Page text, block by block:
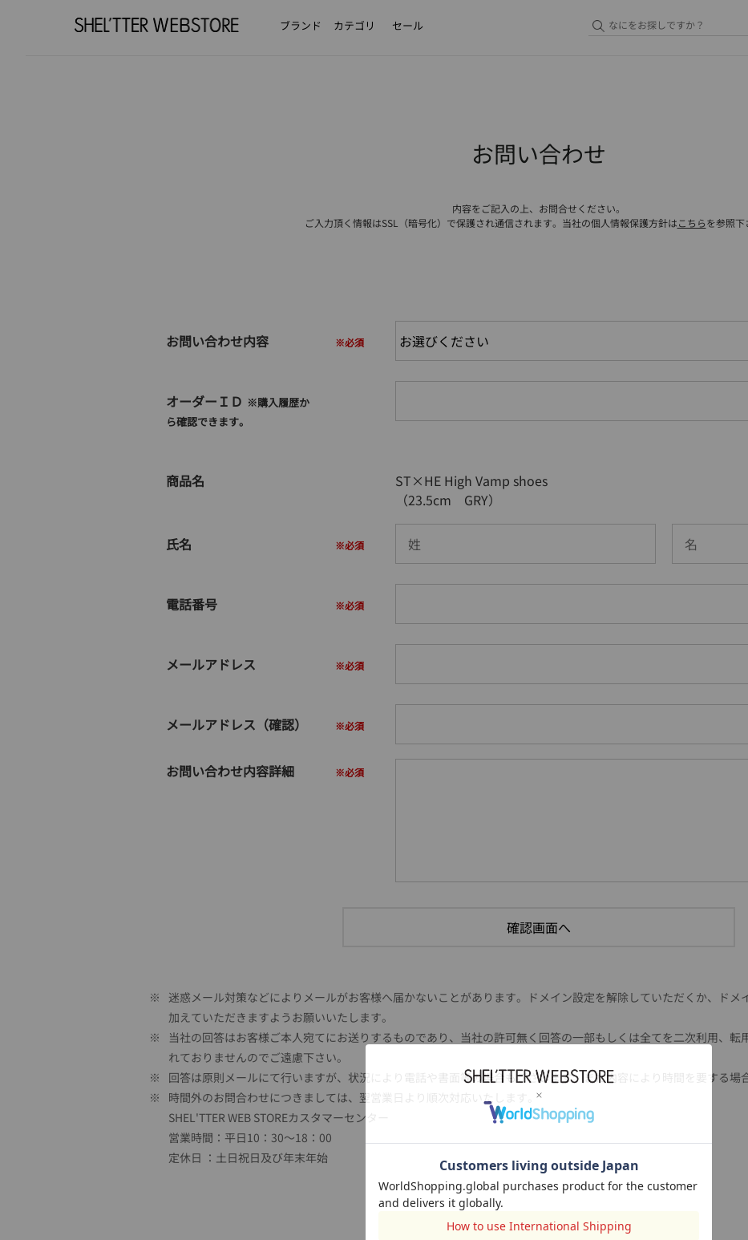
ブランド カテゴリ セール
お問い合わせ
内容をご記入の上、お問合せください。
ご入力頂く情報はSSL（暗号化）で保護され通信されます。当社の個人情報保護方針はこちらを参照下
お問い合わせ内容
オーダーＩＤ ※購入履歴か
ら確認できます。
商品名
ST×HE High Vamp shoes
（23.5cm GRY）
氏名
電話番号
メールアドレス
メールアドレス（確認）
お問い合わせ内容詳細
※
迷惑メール対策などによりメールがお客様へ届かないことがあります。ドメイン設定を解除していただくか、ド
加えていただきますようお願いいたします。
※
当社の回答はお客様ご本人宛てにお送りするものであり、当社の許可無く回答の一部もしくは全てを二次利用、転
れておりませんのでご遠慮下さい。
※
回答は原則メールにて行いますが、状況により電話や書面等の場合もございます。また内容により時間を要する場
※
時間外のお問合わせにつきましては、翌営業日より順次対応いたします。
SHEL'TTER WEB STOREカスタマーセンター
営業時間：平日10：30～18：00
定休日 ：土日祝日及び年末年始